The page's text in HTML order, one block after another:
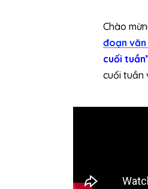
Chào
đoạn văn
cuối
cuối tuần